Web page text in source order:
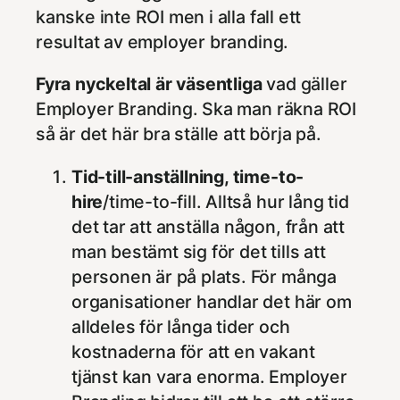
kanske inte ROI men i alla fall ett
resultat av employer branding.
Fyra nyckeltal är väsentligavad gäller
Employer Branding. Ska man räkna ROI
så är det här bra ställe att börja på.
Tid-till-anställning, time-to-
hire/time-to-fill. Alltså hur lång tid
det tar att anställa någon, från att
man bestämt sig för det tills att
personen är på plats. För många
organisationer handlar det här om
alldeles för långa tider och
kostnaderna för att en vakant
tjänst kan vara enorma. Employer